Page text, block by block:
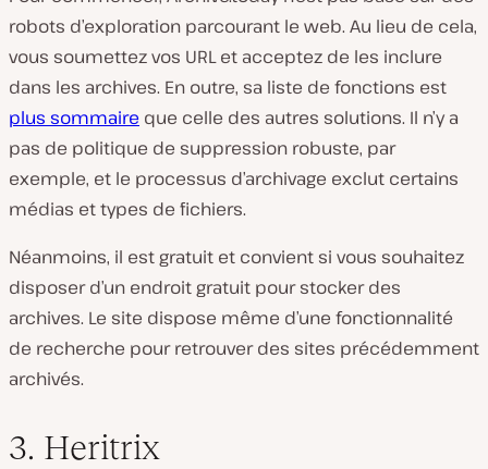
robots d’exploration parcourant le web. Au lieu de cela,
vous soumettez vos URL et acceptez de les inclure
dans les archives. En outre, sa liste de fonctions est
plus sommaire que celle des autres solutions. Il n’y a
pas de politique de suppression robuste, par
exemple, et le processus d’archivage exclut certains
médias et types de fichiers.
Néanmoins, il est gratuit et convient si vous souhaitez
disposer d’un endroit gratuit pour stocker des
archives. Le site dispose même d’une fonctionnalité
de recherche pour retrouver des sites précédemment
archivés.
3. Heritrix